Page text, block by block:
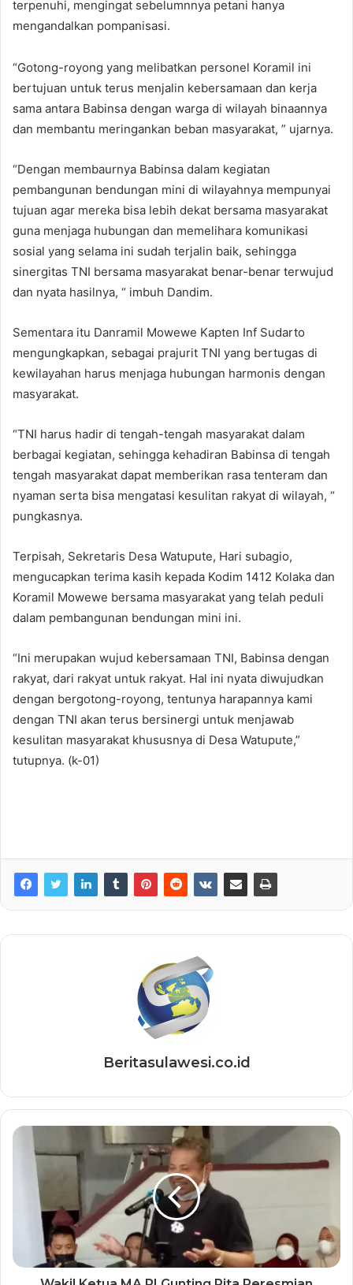
terpenuhi, mengingat sebelumnnya petani hanya
mengandalkan pompanisasi.
“Gotong-royong yang melibatkan personel Koramil ini
bertujuan untuk terus menjalin kebersamaan dan kerja
sama antara Babinsa dengan warga di wilayah binaannya
dan membantu meringankan beban masyarakat, ” ujarnya.
“Dengan membaurnya Babinsa dalam kegiatan
pembangunan bendungan mini di wilayahnya mempunyai
tujuan agar mereka bisa lebih dekat bersama masyarakat
guna menjaga hubungan dan memelihara komunikasi
sosial yang selama ini sudah terjalin baik, sehingga
sinergitas TNI bersama masyarakat benar-benar terwujud
dan nyata hasilnya, “ imbuh Dandim.
Sementara itu Danramil Mowewe Kapten Inf Sudarto
mengungkapkan, sebagai prajurit TNI yang bertugas di
kewilayahan harus menjaga hubungan harmonis dengan
masyarakat.
“TNI harus hadir di tengah-tengah masyarakat dalam
berbagai kegiatan, sehingga kehadiran Babinsa di tengah
tengah masyarakat dapat memberikan rasa tenteram dan
nyaman serta bisa mengatasi kesulitan rakyat di wilayah, “
pungkasnya.
Terpisah, Sekretaris Desa Watupute, Hari subagio,
mengucapkan terima kasih kepada Kodim 1412 Kolaka dan
Koramil Mowewe bersama masyarakat yang telah peduli
dalam pembangunan bendungan mini ini.
“Ini merupakan wujud kebersamaan TNI, Babinsa dengan
rakyat, dari rakyat untuk rakyat. Hal ini nyata diwujudkan
dengan bergotong-royong, tentunya harapannya kami
dengan TNI akan terus bersinergi untuk menjawab
kesulitan masyarakat khususnya di Desa Watupute,”
tutupnya. (k-01)
Beritasulawesi.co.id